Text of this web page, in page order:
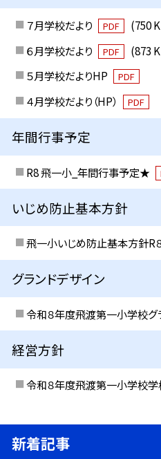
７月学校だより PDF
(750
６月学校だより
PDF
(873
５月学校だよりHP
PDF
４月学校だより（HP） PDF
年間行事予定
R8 飛一小_年間行事予定★
いじめ防止基本方針
飛一小いじめ防止基本方針R
グランドデザイン
令和８年度飛渡第一小学校グ
経営方針
令和８年度飛渡第一小学校
新着記事